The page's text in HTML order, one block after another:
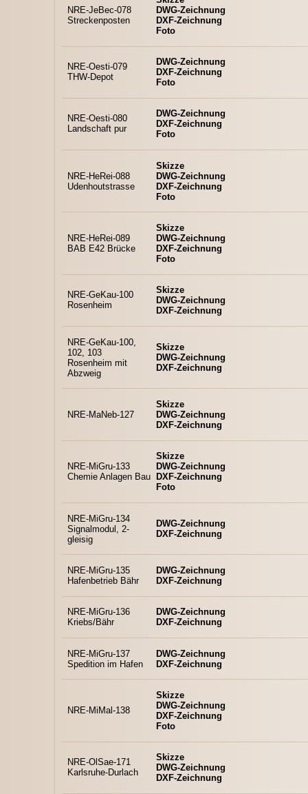
NRE-JeBec-078
Streckenposten
DWG-Zeichnung
DXF-Zeichnung
Foto
NRE-Oesti-079
THW-Depot
DWG-Zeichnung
DXF-Zeichnung
Foto
NRE-Oesti-080
Landschaft pur
DWG-Zeichnung
DXF-Zeichnung
Foto
NRE-HeRei-088
Udenhoutstrasse
Skizze
DWG-Zeichnung
DXF-Zeichnung
Foto
NRE-HeRei-089
BAB E42 Brücke
Skizze
DWG-Zeichnung
DXF-Zeichnung
Foto
NRE-GeKau-100
Rosenheim
Skizze
DWG-Zeichnung
DXF-Zeichnung
NRE-GeKau-100,
102, 103
Rosenheim mit
Abzweig
Skizze
DWG-Zeichnung
DXF-Zeichnung
NRE-MaNeb-127
Skizze
DWG-Zeichnung
DXF-Zeichnung
NRE-MiGru-133
Chemie Anlagen Bau
Skizze
DWG-Zeichnung
DXF-Zeichnung
Foto
NRE-MiGru-134
Signalmodul, 2-
gleisig
DWG-Zeichnung
DXF-Zeichnung
NRE-MiGru-135
Hafenbetrieb Bähr
DWG-Zeichnung
DXF-Zeichnung
NRE-MiGru-136
Kriebs/Bähr
DWG-Zeichnung
DXF-Zeichnung
NRE-MiGru-137
Spedition im Hafen
DWG-Zeichnung
DXF-Zeichnung
NRE-MiMal-138
Skizze
DWG-Zeichnung
DXF-Zeichnung
Foto
NRE-OlSae-171
Karlsruhe-Durlach
Skizze
DWG-Zeichnung
DXF-Zeichnung